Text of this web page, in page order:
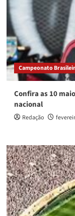
Campeonato
Confira as 10
nacional
Redação